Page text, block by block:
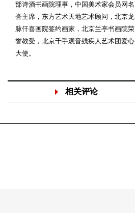
部诗酒书画院理事，中国美术家会员网名
誉主席，东方艺术天地艺术顾问，北京龙
脉仟喜画院签约画家，北京兰亭书画院荣
誉教受，北京千手观音残疾人艺术团爱心
大使。
相关评论